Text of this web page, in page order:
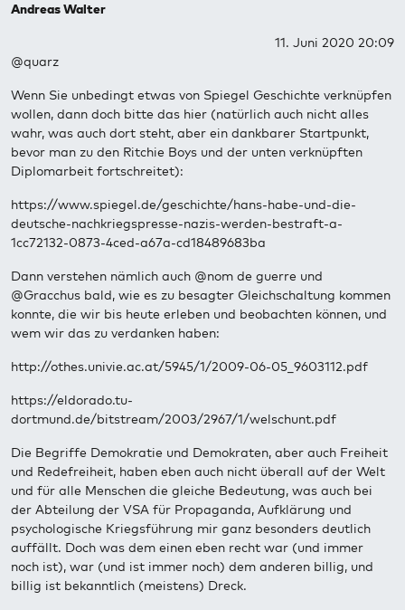
Andreas Walter
11. Juni 2020 20:09
@quarz
Wenn Sie unbedingt etwas von Spiegel Geschichte verknüpfen
wollen, dann doch bitte das hier (natürlich auch nicht alles
wahr, was auch dort steht, aber ein dankbarer Startpunkt,
bevor man zu den Ritchie Boys und der unten verknüpften
Diplomarbeit fortschreitet):
https://www.spiegel.de/geschichte/hans-habe-und-die-
deutsche-nachkriegspresse-nazis-werden-bestraft-a-
1cc72132-0873-4ced-a67a-cd18489683ba
Dann verstehen nämlich auch @nom de guerre und
@Gracchus bald, wie es zu besagter Gleichschaltung kommen
konnte, die wir bis heute erleben und beobachten können, und
wem wir das zu verdanken haben:
http://othes.univie.ac.at/5945/1/2009-06-05_9603112.pdf
https://eldorado.tu-
dortmund.de/bitstream/2003/2967/1/welschunt.pdf
Die Begriffe Demokratie und Demokraten, aber auch Freiheit
und Redefreiheit, haben eben auch nicht überall auf der Welt
und für alle Menschen die gleiche Bedeutung, was auch bei
der Abteilung der VSA für Propaganda, Aufklärung und
psychologische Kriegsführung mir ganz besonders deutlich
auffällt. Doch was dem einen eben recht war (und immer
noch ist), war (und ist immer noch) dem anderen billig, und
billig ist bekanntlich (meistens) Dreck.